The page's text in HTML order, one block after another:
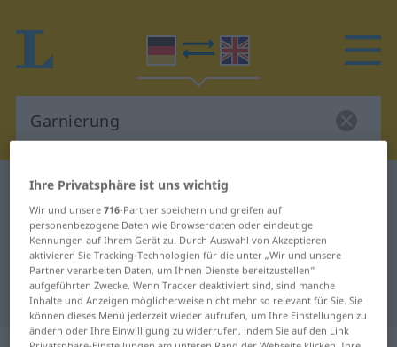
Deutsch-Englisch Wörterbuch
Deutsch-Englisch Übersetzung für
"Garnierung"
"Garnierung" Englisch Übersetzung
Ihre Privatsphäre ist uns wichtig
Wir und unsere716-Partner speichern und greifen auf
personenbezogene Daten wie Browserdaten oder eindeutige
Kennungen auf Ihrem Gerät zu. Durch Auswahl von Akzeptieren
aktivieren Sie Tracking-Technologien für die unter „Wir und unsere
Partner verarbeiten Daten, um Ihnen Dienste bereitzustellen“
aufgeführten Zwecke. Wenn Tracker deaktiviert sind, sind manche
Inhalte und Anzeigen möglicherweise nicht mehr so relevant für Sie. Sie
können dieses Menü jederzeit wieder aufrufen, um Ihre Einstellungen zu
ändern oder Ihre Einwilligung zu widerrufen, indem Sie auf den Link